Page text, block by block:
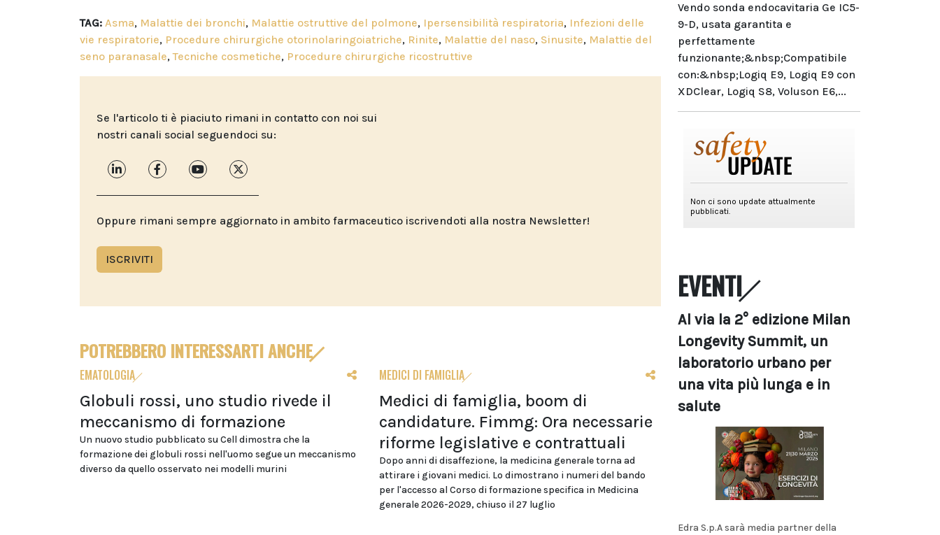
TAG: Asma, Malattie dei bronchi, Malattie ostruttive del polmone, Ipersensibilità respiratoria, Infezioni delle
vie respiratorie, Procedure chirurgiche otorinolaringoiatriche, Rinite, Malattie del naso, Sinusite, Malattie del
seno paranasale,Tecniche cosmetiche, Procedure chirurgiche ricostruttive
Se l'articolo ti è piaciuto rimani in contatto con noi sui
nostri canali social seguendoci su:
Oppure rimani sempre aggiornato in ambito farmaceutico iscrivendoti alla nostra Newsletter!
ISCRIVITI
POTREBBERO INTERESSARTI ANCHE
EMATOLOGIA
Globuli rossi, uno studio rivede il
meccanismo di formazione
Un nuovo studio pubblicato su Cell dimostra che la
formazione dei globuli rossi nell'uomo segue un meccanismo
diverso da quello osservato nei modelli murini
MEDICI DI FAMIGLIA
Medici di famiglia, boom di
candidature. Fimmg: Ora necessarie
riforme legislative e contrattuali
Dopo anni di disaffezione, la medicina generale torna ad
attirare i giovani medici. Lo dimostrano i numeri del bando
per l'accesso al Corso di formazione specifica in Medicina
generale 2026-2029, chiuso il 27 luglio
Vendo sonda endocavitaria Ge IC5-
9-D, usata garantita e
perfettamente
funzionante;&nbsp;Compatibile
con:&nbsp;Logiq E9, Logiq E9 con
XDClear, Logiq S8, Voluson E6,...
EVENTI
Al via la 2° edizione Milan
Longevity Summit, un
laboratorio urbano per
una vita più lunga e in
salute
Edra S.p.A sarà media partner della